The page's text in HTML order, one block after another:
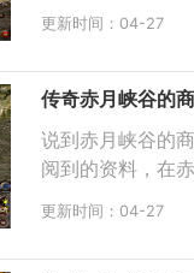
更新时间：04-27
传奇赤月峡谷的
说到赤月峡谷的
阅到的资料，在
更新时间：04-27